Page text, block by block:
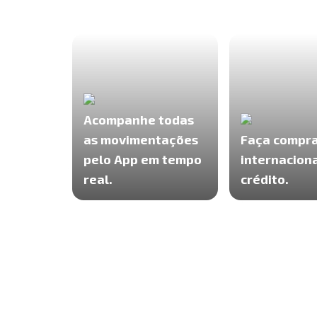
Acompanhe todas
as movimentações
pelo App em tempo
real.
Faça
crédito.